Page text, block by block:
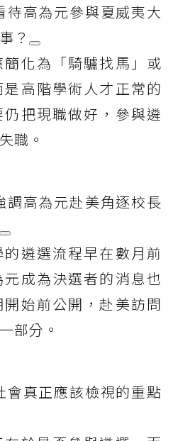
待高為元參與夏威夷大
？
化為「騎驢找馬」或
高階學術人才正常的
把現職做好，參與遴
職。
調高為元赴美角逐校長
遴選流程早在數月前
成為決選者的消息也
始前公開，赴美訪問
部分。
會真正應該檢視的重點